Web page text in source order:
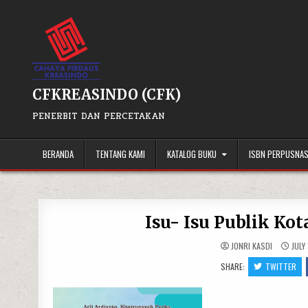
CFKREASINDO (CFK)
PENERBIT DAN PERCETAKAN
BERANDA TENTANG KAMI KATALOG BUKU ISBN PERPUSNAS
Isu- Isu Publik
JONRI KASDI
SHARE:
TWITTER